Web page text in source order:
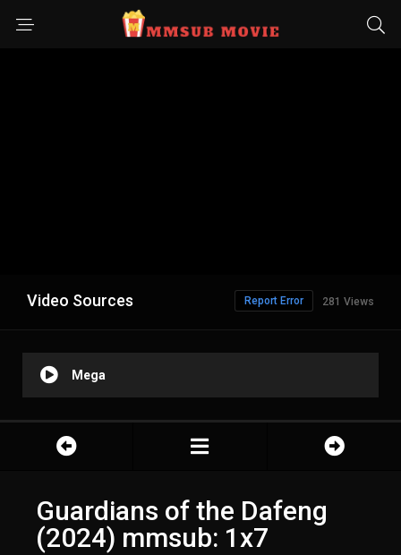
Video Sources 281 Views
Report Error
Mega
Guardians of the Dafeng
(2024) mmsub: 1x7